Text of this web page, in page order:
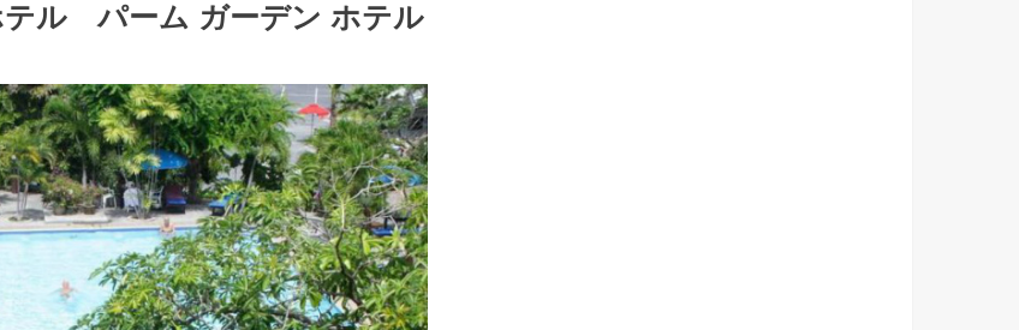
テル パーム ガーデン ホテル